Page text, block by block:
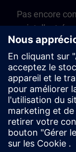
Pas encore
point d’entrée
formations et
access. C’est
Membership
Essayer